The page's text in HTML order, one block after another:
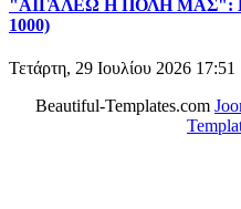
"ΑΙΓΑΛΕΩ Η ΠΟΛΗ ΜΑΣ":
1000)
Τετάρτη, 29 Ιουλίου 2026 17:51
Beautiful-Templates.com